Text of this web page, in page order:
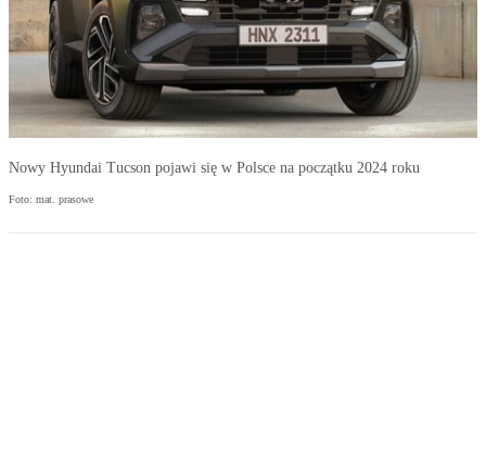
Nowy Hyundai Tucson pojawi się w Polsce na początku 2024 roku
Foto: mat. prasowe